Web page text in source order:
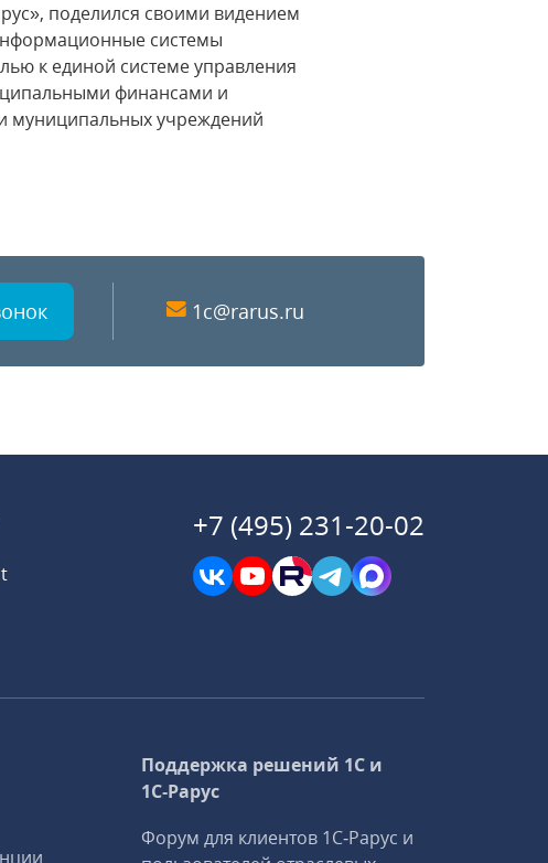
поделился своими видением
системы
к единой системе управления
финансами и
муниципальных учреждений
1c@rarus.ru
+7 (495) 231-20-02
Поддержка решений 1С и
1С‑Рарус
Форум для клиентов 1С‑Рарус и